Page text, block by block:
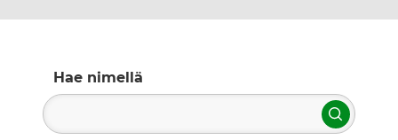
Hae nimellä
Hae